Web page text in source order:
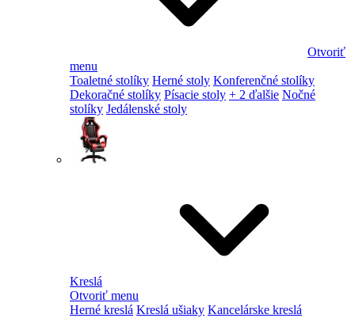
Otvoriť
menu
Toaletné stolíky Herné stoly Konferenčné stolíky
Dekoračné stolíky Písacie stoly + 2 ďalšie Nočné
stolíky Jedálenské stoly
Kreslá
Otvoriť menu
Herné kreslá Kreslá ušiaky Kancelárske kreslá